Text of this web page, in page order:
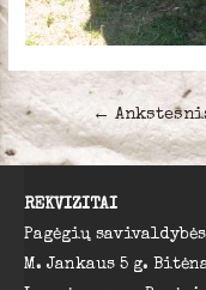
Navigacija
tarp
įrašų
←
REKVIZITAI
Pagėgių
M. Jankaus 5 g.